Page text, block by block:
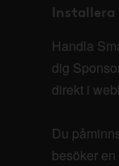
Handla
dig
direkt i
Du
besöker